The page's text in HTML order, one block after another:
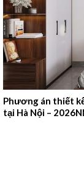
Phương án thiết
tại Hà Nội –